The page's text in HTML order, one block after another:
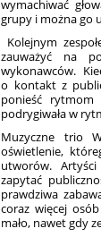
wymachiwać
grupy i można go
Kolejnym
zauważyć na
wykonawców.
o kontakt z
ponieść rytmom
podrygiwała w
Muzyczne trio
oświetlenie,
utworów.
zapytać
prawdziwa
coraz więcej
mało, nawet gdy